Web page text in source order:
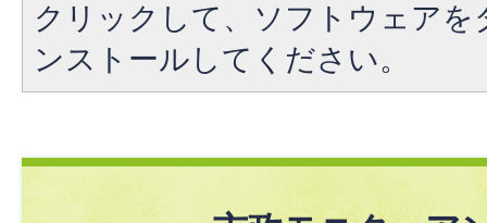
クリックして、ソフトウェア
ンストールしてください。